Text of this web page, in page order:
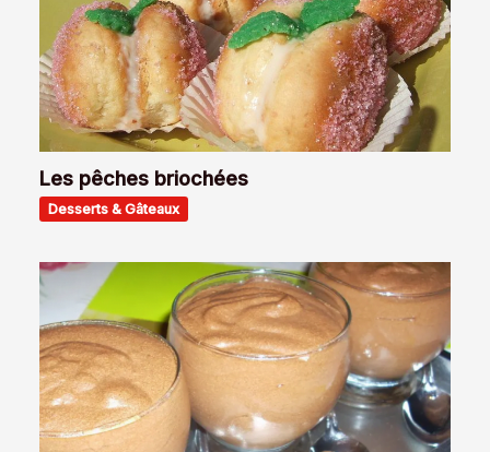
Les pêches briochées
Desserts & Gâteaux